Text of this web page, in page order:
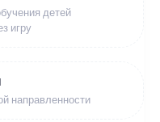
детей
игру
направленности